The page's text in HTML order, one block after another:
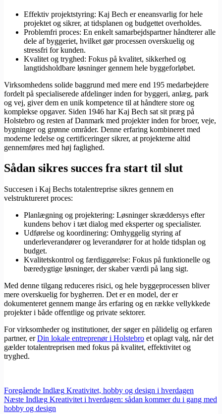
Effektiv projektstyring: Kaj Bech er eneansvarlig for hele
projektet og sikrer, at tidsplanen og budgettet overholdes.
Problemfri proces: En enkelt samarbejdspartner håndterer alle
dele af byggeriet, hvilket gør processen overskuelig og
stressfri for kunden.
Kvalitet og tryghed: Fokus på kvalitet, sikkerhed og
langtidsholdbare løsninger gennem hele byggeforløbet.
Virksomhedens solide baggrund med mere end 195 medarbejdere
fordelt på specialiserede afdelinger inden for byggeri, anlæg, park
og vej, giver dem en unik kompetence til at håndtere store og
komplekse opgaver. Siden 1946 har Kaj Bech sat sit præg på
Holstebro og resten af Danmark med projekter inden for broer, veje,
bygninger og grønne områder. Denne erfaring kombineret med
moderne ledelse og certificeringer sikrer, at projekterne altid
gennemføres med høj faglighed.
Sådan sikres succes fra start til slut
Succesen i Kaj Bechs totalentreprise sikres gennem en
velstruktureret proces:
Planlægning og projektering: Løsninger skræddersys efter
kundens behov i tæt dialog med eksperter og specialister.
Udførelse og koordinering: Omhyggelig styring af
underleverandører og leverandører for at holde tidsplan og
budget.
Kvalitetskontrol og færdiggørelse: Fokus på funktionelle og
bæredygtige løsninger, der skaber værdi på lang sigt.
Med denne tilgang reduceres risici, og hele byggeprocessen bliver
mere overskuelig for bygherren. Det er en model, der er
dokumenteret gennem mange års erfaring og en række vellykkede
projekter i både offentlige og private sektorer.
For virksomheder og institutioner, der søger en pålidelig og erfaren
partner, erDin lokale entreprenør i Holstebro et oplagt valg, når det
gælder totalentreprisen med fokus på kvalitet, effektivitet og
tryghed.
Foregående Indlæg Kreativitet, hobby og design i hverdagen
Næste Indlæg Kreativitet i hverdagen: sådan kommer du i gang med
hobby og design